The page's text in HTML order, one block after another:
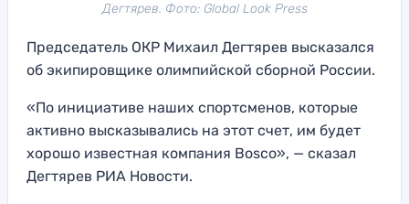
Дегтярев. Фото: Global Look Press
Председатель ОКР Михаил Дегтярев высказался
об экипировщике олимпийской сборной России.
«По инициативе наших спортсменов, которые
активно высказывались на этот счет, им будет
хорошо известная компания Bosco», — сказал
Дегтярев РИА Новости.